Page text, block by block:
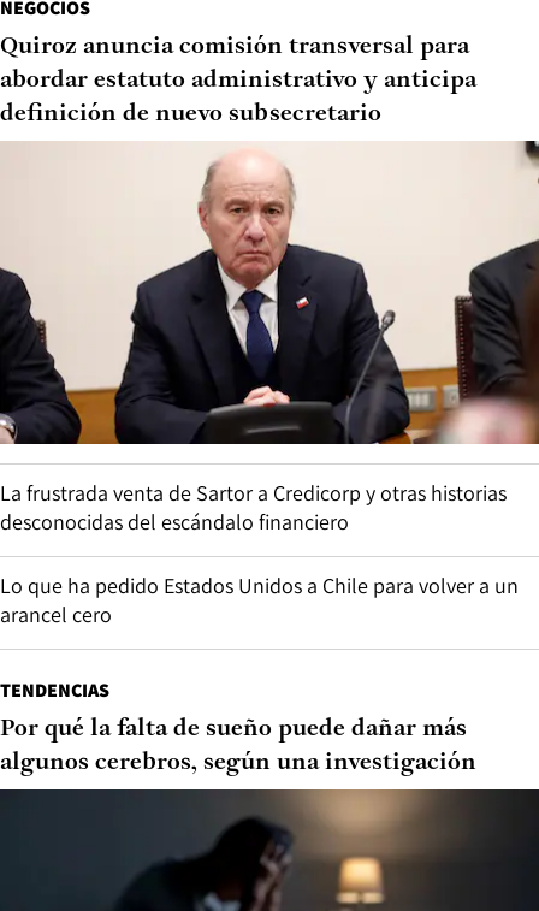
NEGOCIOS
Quiroz anuncia comisión transversal para
abordar estatuto administrativo y anticipa
definición de nuevo subsecretario
La frustrada venta de Sartor a Credicorp y otras historias
desconocidas del escándalo financiero
Lo que ha pedido Estados Unidos a Chile para volver a un
arancel cero
TENDENCIAS
Por qué la falta de sueño puede dañar más
algunos cerebros, según una investigación